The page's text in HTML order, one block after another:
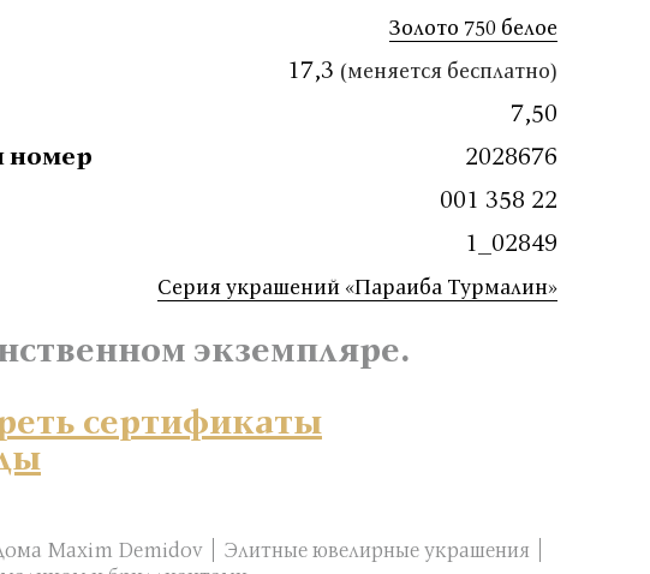
Золото 750 белое
17,3 (меняется бесплатно)
7,50
номер
2028676
001 358 22
1_02849
Серия украшений «Параиба Турмалин»
экземпляре.
сертификаты
Maxim Demidov
Элитные ювелирные украшения